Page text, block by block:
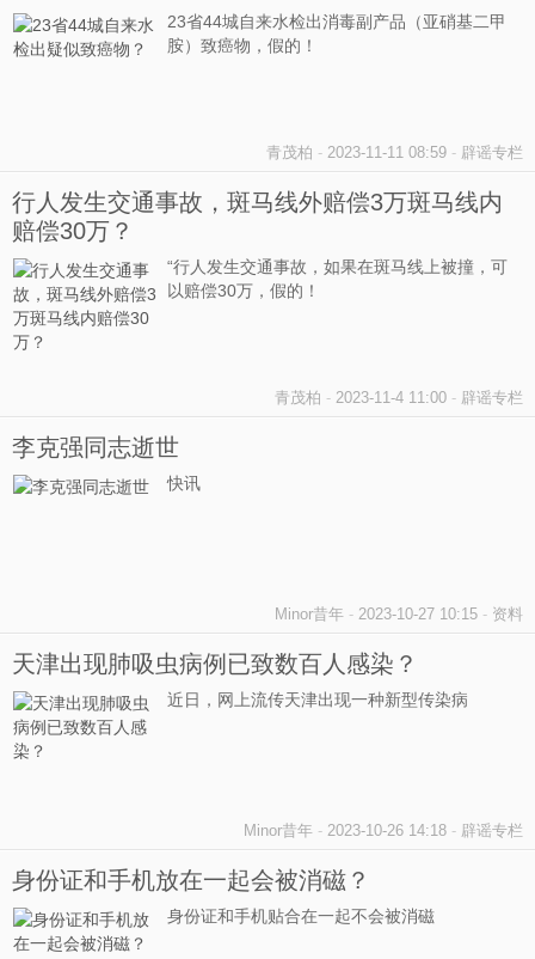
23省44城自来水检出消毒副产品（亚硝基二甲
胺）致癌物，假的！
青茂柏 - 2023-11-11 08:59 - 辟谣专栏
行人发生交通事故，斑马线外赔偿3万斑马线内
赔偿30万？
“行人发生交通事故，如果在斑马线上被撞，可
以赔偿30万，假的！
青茂柏 - 2023-11-4 11:00 - 辟谣专栏
李克强同志逝世
快讯
Minor昔年 - 2023-10-27 10:15 - 资料
天津出现肺吸虫病例已致数百人感染？
近日，网上流传天津出现一种新型传染病
Minor昔年 - 2023-10-26 14:18 - 辟谣专栏
身份证和手机放在一起会被消磁？
身份证和手机贴合在一起不会被消磁